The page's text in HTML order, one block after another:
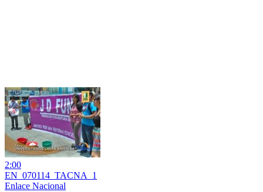
2:00
EN_070114_TACNA_1
Enlace Nacional